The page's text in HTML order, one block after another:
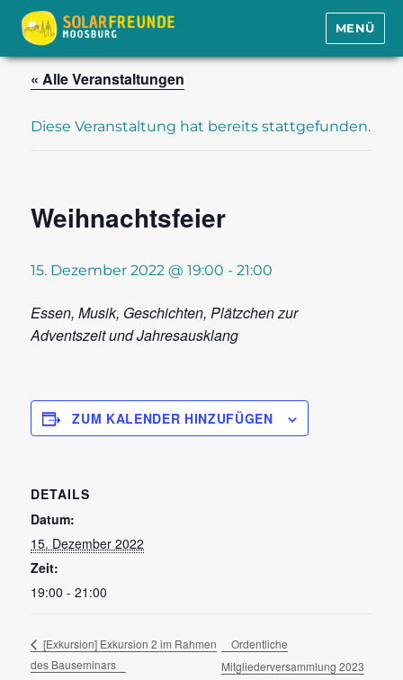
Solarfreunde Moosburg e.V.
MENÜ
« Alle Veranstaltungen
Diese Veranstaltung hat bereits stattgefunden.
Weihnachtsfeier
15. Dezember 2022 @ 19:00 -21:00
Essen, Musik, Geschichten, Plätzchen zur
Adventszeit und Jahresausklang
ZUM KALENDER HINZUFÜGEN
DETAILS
Datum:
15. Dezember 2022
Zeit:
19:00 - 21:00
[Exkursion] Exkursion 2 im Rahmen
des Bauseminars
Ordentliche
Mitgliederversammlung 2023